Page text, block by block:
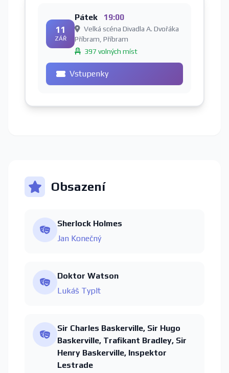
11
ZÁŘ
Pátek 19:00
Velká scéna Divadla A. Dvořáka
Příbram, Příbram
397 volných míst
Vstupenky
Obsazení
Sherlock Holmes
Jan Konečný
Doktor Watson
Lukáš Typlt
Sir Charles Baskerville, Sir Hugo
Baskerville, Trafikant Bradley, Sir
Henry Baskerville, Inspektor
Lestrade